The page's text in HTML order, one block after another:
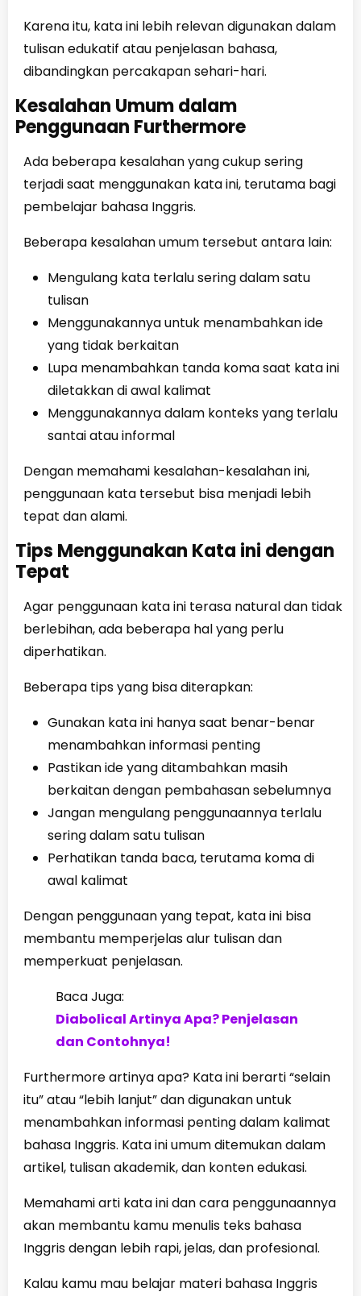
Karena itu, kata ini lebih relevan digunakan dalam
tulisan edukatif atau penjelasan bahasa,
dibandingkan percakapan sehari-hari.
Kesalahan Umum dalam
Penggunaan Furthermore
Ada beberapa kesalahan yang cukup sering
terjadi saat menggunakan kata ini, terutama bagi
pembelajar bahasa Inggris.
Beberapa kesalahan umum tersebut antara lain:
Mengulang kata terlalu sering dalam satu
tulisan
Menggunakannya untuk menambahkan ide
yang tidak berkaitan
Lupa menambahkan tanda koma saat kata ini
diletakkan di awal kalimat
Menggunakannya dalam konteks yang terlalu
santai atau informal
Dengan memahami kesalahan-kesalahan ini,
penggunaan kata tersebut bisa menjadi lebih
tepat dan alami.
Tips Menggunakan Kata ini dengan
Tepat
Agar penggunaan kata ini terasa natural dan tidak
berlebihan, ada beberapa hal yang perlu
diperhatikan.
Beberapa tips yang bisa diterapkan:
Gunakan kata ini hanya saat benar-benar
menambahkan informasi penting
Pastikan ide yang ditambahkan masih
berkaitan dengan pembahasan sebelumnya
Jangan mengulang penggunaannya terlalu
sering dalam satu tulisan
Perhatikan tanda baca, terutama koma di
awal kalimat
Dengan penggunaan yang tepat, kata ini bisa
membantu memperjelas alur tulisan dan
memperkuat penjelasan.
Baca Juga:
Diabolical Artinya Apa? Penjelasan
dan Contohnya!
Furthermore artinya apa? Kata ini berarti “selain
itu” atau “lebih lanjut” dan digunakan untuk
menambahkan informasi penting dalam kalimat
bahasa Inggris. Kata ini umum ditemukan dalam
artikel, tulisan akademik, dan konten edukasi.
Memahami arti kata ini dan cara penggunaannya
akan membantu kamu menulis teks bahasa
Inggris dengan lebih rapi, jelas, dan profesional.
Kalau kamu mau belajar materi bahasa Inggris